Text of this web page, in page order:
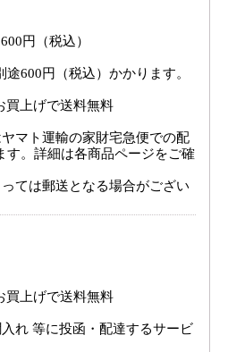
円（税込）
600円（税込）かかります。
買上げで送料無料
マト運輸の家財宅急便での配
す。詳細は各商品ページをご確
ては郵送となる場合がござい
買上げで送料無料
れ 等に投函・配達するサービ